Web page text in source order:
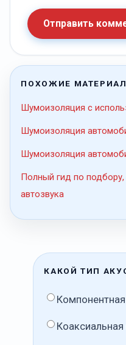
Отправить
ПОХОЖИЕ
Шумоизоляция с
Шумоизоляция
Шумоизоляция
Полный гид по подбору,
автозвука
КАКОЙ ТИП